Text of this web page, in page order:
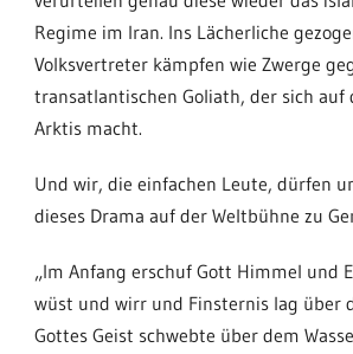
Regime im Iran. Ins Lächerliche
Volksvertreter kämpfen wie Zwerge
transatlantischen Goliath, der sich auf
Arktis macht.
Und wir, die einfachen Leute, dürfen
dieses Drama auf der Weltbühne zu
„Im Anfang erschuf Gott Himmel und
wüst und wirr und Finsternis lag über
Gottes Geist schwebte über dem